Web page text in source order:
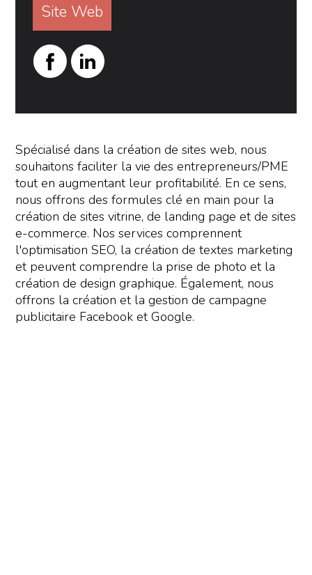
Site Web
Spécialisé dans la création de sites web, nous
souhaitons faciliter la vie des entrepreneurs/PME
tout en augmentant leur profitabilité. En ce sens,
nous offrons des formules clé en main pour la
création de sites vitrine, de landing page et de sites
e-commerce. Nos services comprennent
l'optimisation SEO, la création de textes marketing
et peuvent comprendre la prise de photo et la
création de design graphique. Également, nous
offrons la création et la gestion de campagne
publicitaire Facebook et Google.